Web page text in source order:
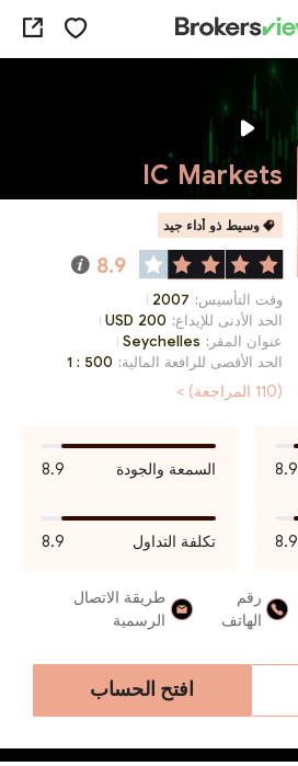
IC Markets
وسيط ذو أداء جيد
8.9
وقت التأسيس: 2007
الحد الأدنى للإيداع: 200 USD
عنوان المقر: Seychelles
الحد الأقصى للرافعة المالية: 1 : 500
(110 المراجعة) >
8.9 السمعة والجودة 8.9
8.9 تكلفة التداول 8.9
رقم
الهاتف
طريقة الاتصال
الرسمية
افتح الحساب